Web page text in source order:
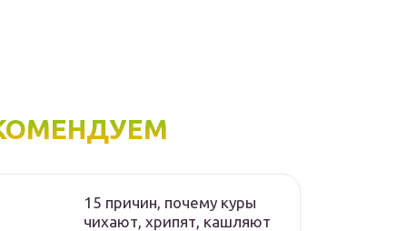
15 причин, почему куры
чихают, хрипят, кашляют